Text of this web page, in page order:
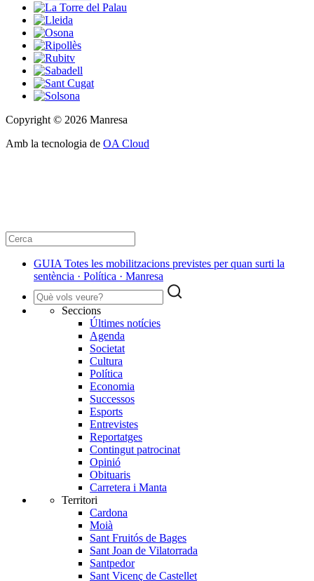
Copyright © 2026 Manresa
Amb la tecnologia de OA Cloud
GUIA Totes les mobilitzacions previstes per quan surti la
sentència · Política · Manresa
Seccions
Últimes notícies
Agenda
Societat
Cultura
Política
Economia
Successos
Esports
Entrevistes
Reportatges
Contingut patrocinat
Opinió
Obituaris
Carretera i Manta
Territori
Cardona
Moià
Sant Fruitós de Bages
Sant Joan de Vilatorrada
Santpedor
Sant Vicenç de Castellet